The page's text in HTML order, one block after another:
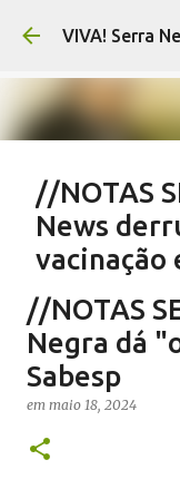
Pular
VIVA! Serra
//NOTAS
News
vacinação
VIVA! SERRA NEGRA NO
0
//NOTAS
Negra dá
Sabesp
em maio 18, 2024